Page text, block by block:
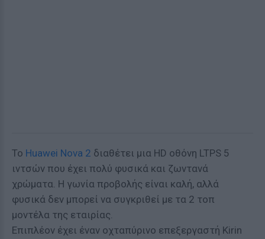
Το Huawei Nova 2 διαθέτει μια HD οθόνη LTPS 5
ιντσών που έχει πολύ φυσικά και ζωντανά
χρώματα. Η γωνία προβολής είναι καλή, αλλά
φυσικά δεν μπορεί να συγκριθεί με τα 2 τοπ
μοντέλα της εταιρίας.
Επιπλέον έχει έναν οχταπύρινο επεξεργαστή Kirin